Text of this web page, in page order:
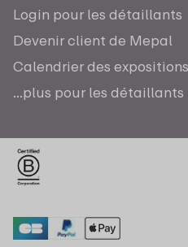
Login pour les détaillants
Devenir client de Mepal
Calendrier des expositions
...plus pour les détaillants